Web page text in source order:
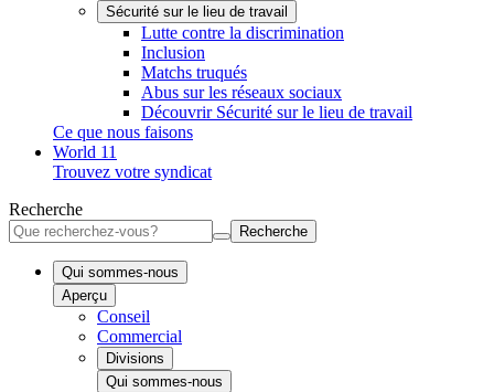
Sécurité sur le lieu de travail
Lutte contre la discrimination
Inclusion
Matchs truqués
Abus sur les réseaux sociaux
Découvrir Sécurité sur le lieu de travail
Ce que nous faisons
World 11
Trouvez votre syndicat
Recherche
Recherche
Qui sommes-nous
Aperçu
Conseil
Commercial
Divisions
Qui sommes-nous